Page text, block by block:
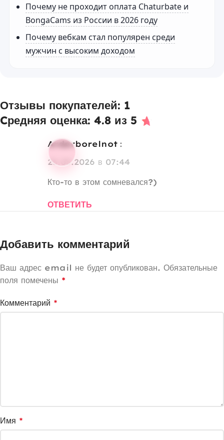
Почему не проходит оплата Chaturbate и
BongaCams из России в 2026 году
Почему вебкам стал популярен среди
мужчин с высоким доходом
Отзывы покупателей: 1
Cредняя оценка: 4.8 из 5
arderborelnot :
25.05.2026 в 07:44
Кто-то в этом сомневался?)
ОТВЕТИТЬ
Добавить комментарий
Ваш адрес email не будет опубликован. Обязательные
поля помечены *
Комментарий *
Имя *